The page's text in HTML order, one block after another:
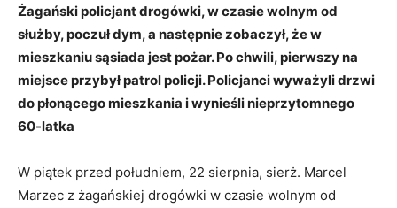
Żagański policjant drogówki, w czasie wolnym od
służby, poczuł dym, a następnie zobaczył, że w
mieszkaniu sąsiada jest pożar. Po chwili, pierwszy na
miejsce przybył patrol policji. Policjanci wyważyli drzwi
do płonącego mieszkania i wynieśli nieprzytomnego
60-latka
W piątek przed południem, 22 sierpnia, sierż. Marcel
Marzec z żagańskiej drogówki w czasie wolnym od